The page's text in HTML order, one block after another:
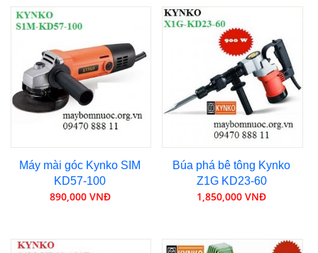
Máy mài góc Kynko SIM
KD57-100
890,000 VNĐ
Búa phá bê tông Kynko
Z1G KD23-60
1,850,000 VNĐ